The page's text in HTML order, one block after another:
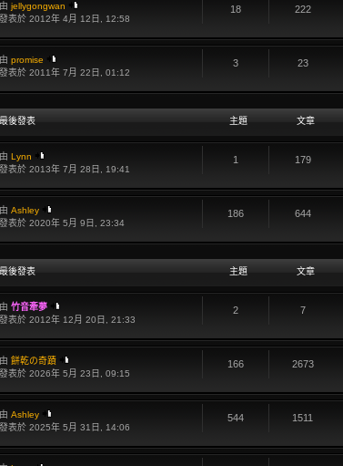
由 jellygongwan
發表於 2012年 4月 12日, 12:58
18 222
由 promise
發表於 2011年 7月 22日, 01:12
3 23
最後發表 主題 文章
由 Lynn
發表於 2013年 7月 28日, 19:41
1 179
由 Ashley
發表於 2020年 5月 9日, 23:34
186 644
最後發表 主題 文章
由 竹音牽夢
發表於 2012年 12月 20日, 21:33
2 7
由 餅乾の奇蹟
發表於 2026年 5月 23日, 09:15
166 2673
由 Ashley
發表於 2025年 5月 31日, 14:06
544 1511